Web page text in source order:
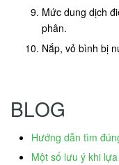
Mức dung dịch
phân.
Nắp, vỏ bình bị
BLOG
Hướng dẫn tìm
Một số lưu ý khi